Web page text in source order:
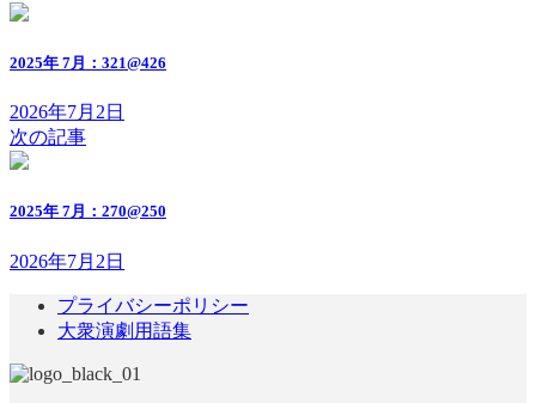
時
2025年 7月：321@426
2026年7月2日
次の記事
2025年 7月：270@250
2026年7月2日
プライバシーポリシー
大衆演劇用語集